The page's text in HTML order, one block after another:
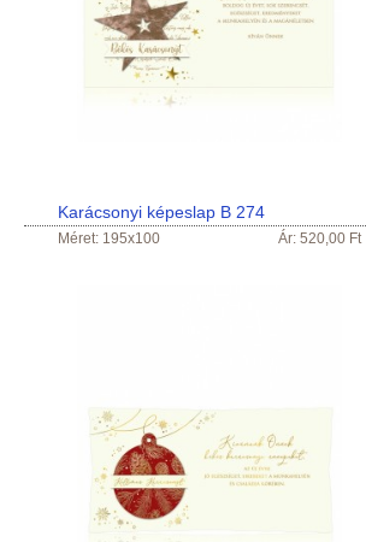
Karácsonyi képeslap B 274
Méret: 195x100 Ár: 520,00 Ft